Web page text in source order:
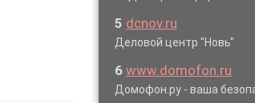
5 dcnov.ru
Деловой центр "Новь"
6 www.domofon.ru
Домофон.ру - ваша